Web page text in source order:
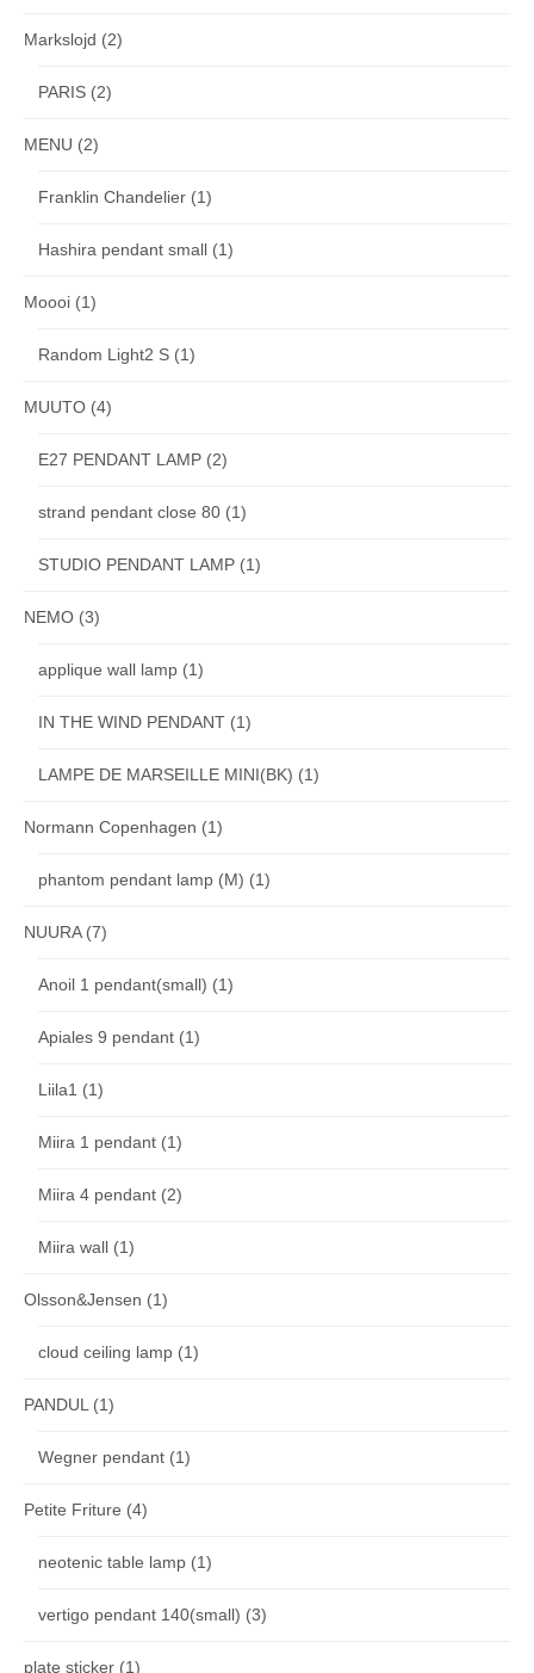
Markslojd (2)
PARIS (2)
MENU (2)
Franklin Chandelier (1)
Hashira pendant small (1)
Moooi (1)
Random Light2 S (1)
MUUTO (4)
E27 PENDANT LAMP (2)
strand pendant close 80 (1)
STUDIO PENDANT LAMP (1)
NEMO (3)
applique wall lamp (1)
IN THE WIND PENDANT (1)
LAMPE DE MARSEILLE MINI(BK) (1)
Normann Copenhagen (1)
phantom pendant lamp (M) (1)
NUURA(7)
Anoil 1 pendant(small) (1)
Apiales 9 pendant (1)
Liila1 (1)
Miira 1 pendant (1)
Miira 4 pendant (2)
Miira wall (1)
Olsson&Jensen (1)
cloud ceiling lamp (1)
PANDUL(1)
Wegner pendant (1)
Petite Friture (4)
neotenic table lamp (1)
vertigo pendant 140(small) (3)
plate sticker (1)